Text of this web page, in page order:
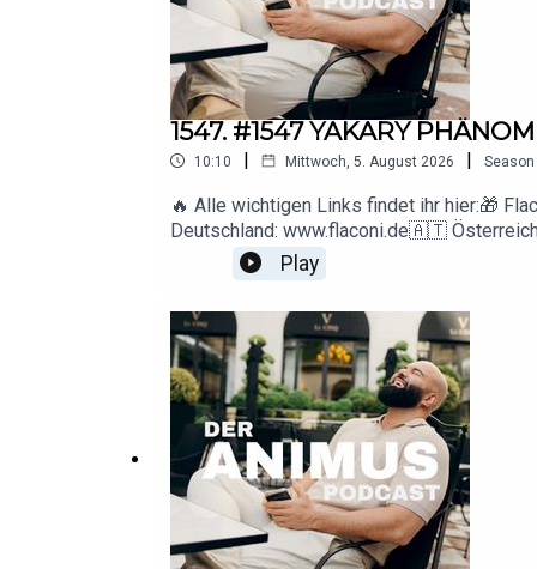
1547. #1547 YAKARY
10:10 | Mittwoch, 5. August 2026 | Season
🔥 Alle wichtigen Links findet ihr hier:🎁
Deutschland: www.flaconi.de🇦🇹
Flaconi-Website einsehbar.▶️ YouTube:
Anfragen: deranimuspodcast@gmail.com
Play